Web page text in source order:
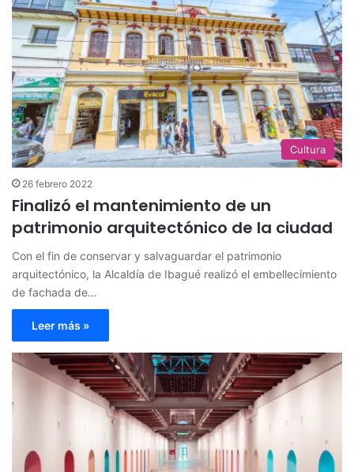
Cultura
26 febrero 2022
Finalizó el mantenimiento de un
patrimonio arquitectónico de la ciudad
Con el fin de conservar y salvaguardar el patrimonio
arquitectónico, la Alcaldía de Ibagué realizó el embellecimiento
de fachada de…
Leer más »